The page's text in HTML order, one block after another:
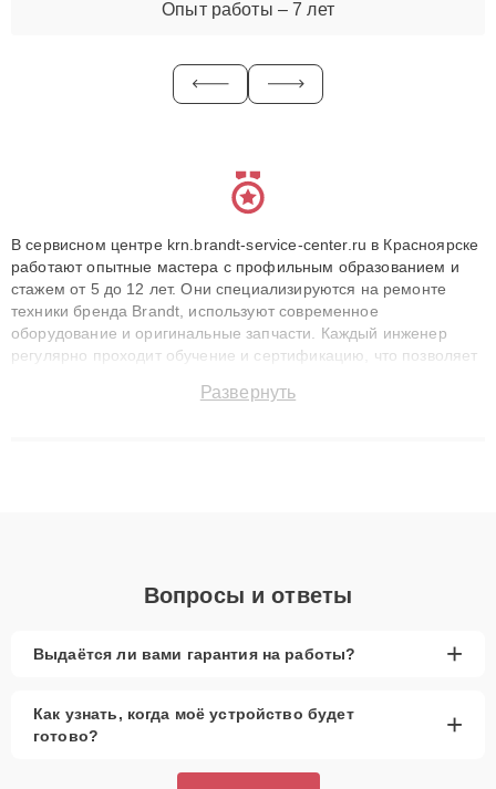
Опыт работы – 7 лет
В сервисном центре krn.brandt-service-center.ru в Красноярске
работают опытные мастера с профильным образованием и
стажем от 5 до 12 лет. Они специализируются на ремонте
техники бренда Brandt, используют современное
оборудование и оригинальные запчасти. Каждый инженер
регулярно проходит обучение и сертификацию, что позволяет
технику с сохранением гарантии до 3 лет. Наши мастера
Развернуть
Вопросы и ответы
Выдаётся ли вами гарантия на работы? +
Как узнать, когда моё устройство будет
готово?
+